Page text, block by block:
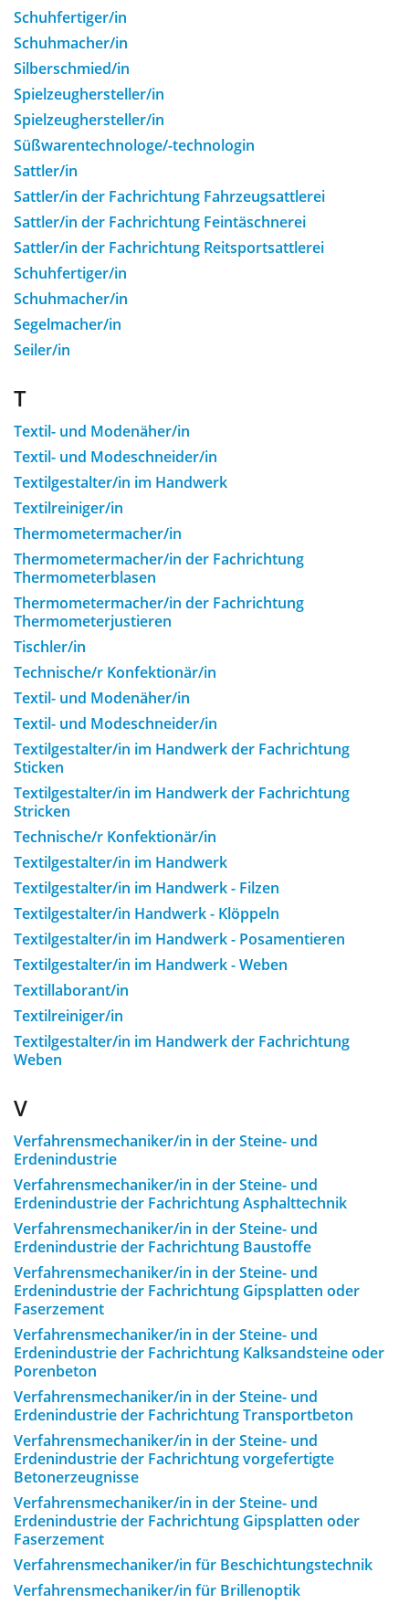
Schuhfertiger/in
Schuhmacher/in
Silberschmied/in
Spielzeughersteller/in
Spielzeughersteller/in
Süßwarentechnologe/-technologin
Sattler/in
Sattler/in der Fachrichtung Fahrzeugsattlerei
Sattler/in der Fachrichtung Feintäschnerei
Sattler/in der Fachrichtung Reitsportsattlerei
Schuhfertiger/in
Schuhmacher/in
Segelmacher/in
Seiler/in
T
Textil- und Modenäher/in
Textil- und Modeschneider/in
Textilgestalter/in im Handwerk
Textilreiniger/in
Thermometermacher/in
Thermometermacher/in der Fachrichtung
Thermometerblasen
Thermometermacher/in der Fachrichtung
Thermometerjustieren
Tischler/in
Technische/r Konfektionär/in
Textil- und Modenäher/in
Textil- und Modeschneider/in
Textilgestalter/in im Handwerk der Fachrichtung
Sticken
Textilgestalter/in im Handwerk der Fachrichtung
Stricken
Technische/r Konfektionär/in
Textilgestalter/in im Handwerk
Textilgestalter/in im Handwerk - Filzen
Textilgestalter/in Handwerk - Klöppeln
Textilgestalter/in im Handwerk - Posamentieren
Textilgestalter/in im Handwerk - Weben
Textillaborant/in
Textilreiniger/in
Textilgestalter/in im Handwerk der Fachrichtung
Weben
V
Verfahrensmechaniker/in in der Steine- und
Erdenindustrie
Verfahrensmechaniker/in in der Steine- und
Erdenindustrie der Fachrichtung Asphalttechnik
Verfahrensmechaniker/in in der Steine- und
Erdenindustrie der Fachrichtung Baustoffe
Verfahrensmechaniker/in in der Steine- und
Erdenindustrie der Fachrichtung Gipsplatten oder
Faserzement
Verfahrensmechaniker/in in der Steine- und
Erdenindustrie der Fachrichtung Kalksandsteine oder
Porenbeton
Verfahrensmechaniker/in in der Steine- und
Erdenindustrie der Fachrichtung Transportbeton
Verfahrensmechaniker/in in der Steine- und
Erdenindustrie der Fachrichtung vorgefertigte
Betonerzeugnisse
Verfahrensmechaniker/in in der Steine- und
Erdenindustrie der Fachrichtung Gipsplatten oder
Faserzement
Verfahrensmechaniker/in für Beschichtungstechnik
Verfahrensmechaniker/in für Brillenoptik